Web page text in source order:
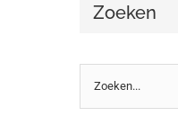
Zoeken
naar: